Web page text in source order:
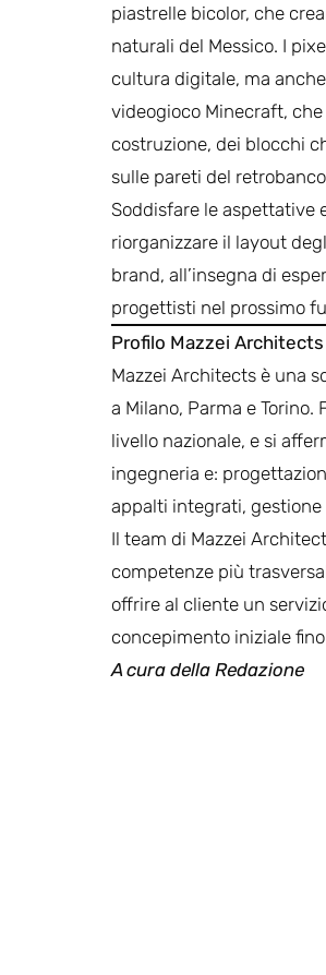
piastrelle bicolor, che
naturali del Messico. I
cultura digitale, ma
videogioco Minecraft,
costruzione, dei blocchi
sulle pareti del
Soddisfare le aspettative
riorganizzare il layout
brand, all’insegna di
progettisti nel prossimo
Profilo Mazzei Architects
Mazzei Architects è una
a Milano, Parma e
livello nazionale, e si
ingegneria e:
appalti integrati,
Il team di Mazzei
competenze più
offrire al cliente un
concepimento iniziale
A cura della Redazione